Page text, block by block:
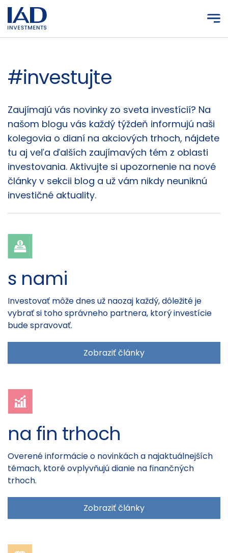
Prejsť na hlavný obsah
#investujte
Články
Zaujímajú vás novinky zo sveta investícií? Na
našom blogu vás každý týždeň informujú naši
kolegovia o dianí na akciových trhoch, nájdete
tu aj veľa ďalších zaujímavých tém z oblasti
investovania. Aktivujte si upozornenie na nové
články v sekcii blog a už vám nikdy neuniknú
investičné aktuality.
s nami
Investovať môže dnes už naozaj každý, dôležité je
vybrať si toho správneho partnera, ktorý investície
bude spravovať.
Zobraziť články
na fin trhoch
Overené informácie o novinkách a najaktuálnejších
témach, ktoré ovplyvňujú dianie na finančných
trhoch.
Zobraziť články